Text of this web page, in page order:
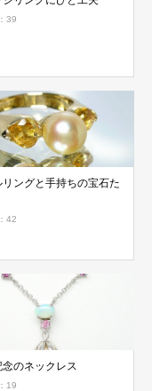
39
リングと手持ちの宝石た
42
念のネックレス
19